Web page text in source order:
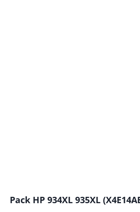
Pack HP 934XL 935XL